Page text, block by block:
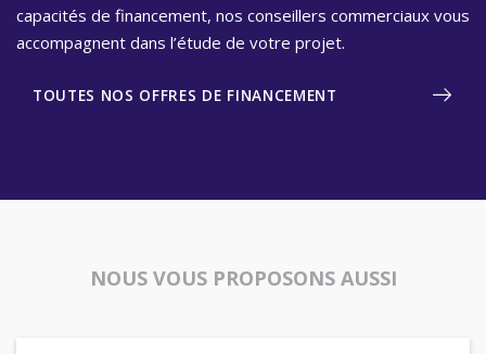
capacités de financement, nos conseillers commerciaux vous
accompagnent dans l’étude de votre projet.
TOUTES NOS OFFRES DE FINANCEMENT
NOUS VOUS PROPOSONS AUSSI